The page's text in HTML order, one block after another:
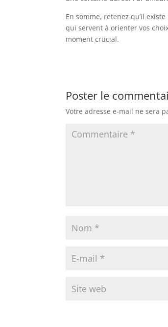
En somme, retenez qu’il
qui servent à orienter vos
moment crucial.
Poster le
Votre adresse e-mail ne sera